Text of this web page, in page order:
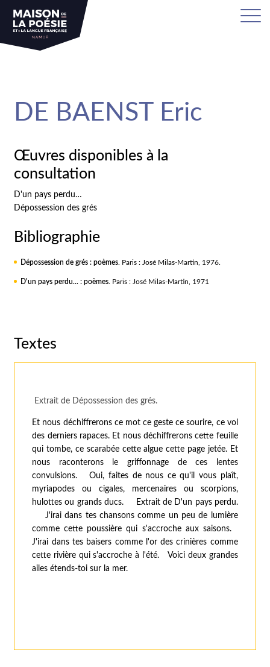
DE BAENST Eric
Œuvres disponibles à la
consultation
D'un pays perdu…
Dépossession des grés
Bibliographie
Dépossession de grés : poèmes. Paris : José Milas-Martin, 1976.
D'un pays perdu... : poèmes. Paris : José Milas-Martin, 1971
Textes
Extrait de Dépossession des grés.
Et nous déchiffrerons ce mot ce geste ce sourire, ce vol
des derniers rapaces. Et nous déchiffrerons cette feuille
qui tombe, ce scarabée cette algue cette page jetée. Et
nous raconterons le griffonnage de ces lentes
convulsions. Oui, faites de nous ce qu'il vous plaît,
myriapodes ou cigales, mercenaires ou scorpions,
hulottes ou grands ducs. Extrait de D'un pays perdu.
J'irai dans tes chansons comme un peu de lumière
comme cette poussière qui s'accroche aux saisons.
J'irai dans tes baisers comme l'or des crinières comme
cette rivière qui s'accroche à l'été. Voici deux grandes
ailes étends-toi sur la mer.